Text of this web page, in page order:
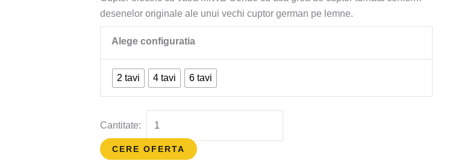
desenelor originale ale unui vechi cuptor german pe lemne.
2 tavi 4 tavi 6 tavi
CERE OFERTA